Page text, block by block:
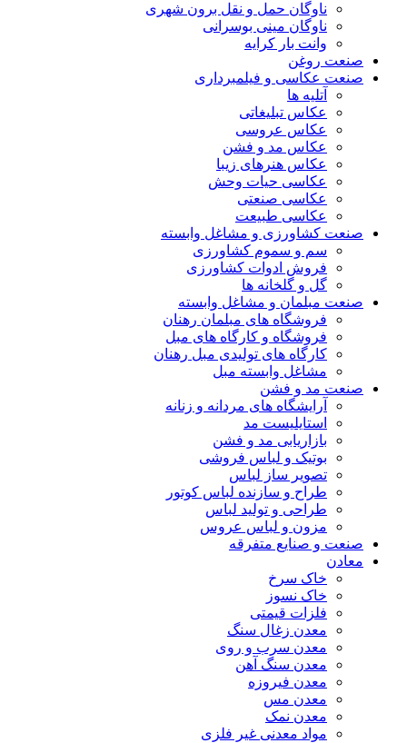
ناوگان حمل و نقل برون شهری
ناوگان مینی بوسرانی
وانت بار کرایه
صنعت روغن
صنعت عکاسی و فیلمبرداری
آتلیه ها
عکاس تبلیغاتی
عکاس عروسی
عکاس مد و فشن
عکاس هنرهای زیبا
عکاسی حیات وحش
عکاسی صنعتی
عکاسی طبیعت
صنعت کشاورزی و مشاغل وابسته
سم و سموم کشاورزی
فروش ادوات کشاورزی
گل و گلخانه ها
صنعت مبلمان و مشاغل وابسته
فروشگاه های مبلمان رهنان
فروشگاه و کارگاه های مبل
کارگاه های تولیدی مبل رهنان
مشاغل وابسته مبل
صنعت مد و فشن
آرایشگاه های مردانه و زنانه
استایلیست مد
بازاریابی مد و فشن
بوتیک و لباس فروشی
تصویر ساز لباس
طراح و سازنده لباس کوتور
طراحی و تولید لباس
مزون و لباس عروس
صنعت و صنایع متفرقه
معادن
خاک سرخ
خاک نسوز
فلزات قیمتی
معدن زغال سنگ
معدن سرب و روی
معدن سنگ آهن
معدن فیروزه
معدن مس
معدن نمک
مواد معدنی غیر فلزی